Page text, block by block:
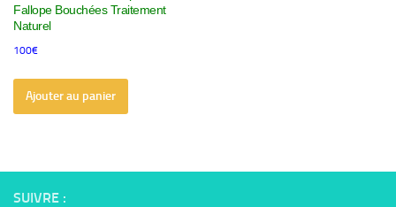
Fallope Bouchées Traitement
Naturel
100€
Ajouter au panier
SUIVRE :